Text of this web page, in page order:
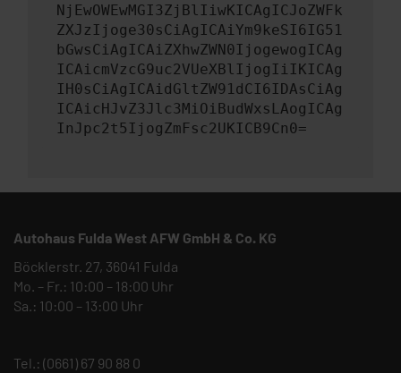
NjEwOWEwMGI3ZjBlIiwKICAgICJoZWFk
ZXJzIjoge30sCiAgICAiYm9keSI6IG51
bGwsCiAgICAiZXhwZWN0IjogewogICAg
ICAicmVzcG9uc2VUeXBlIjogIiIKICAg
IH0sCiAgICAidGltZW91dCI6IDAsCiAg
ICAicHJvZ3Jlc3MiOiBudWxsLAogICAg
InJpc2t5IjogZmFsc2UKICB9Cn0=
Autohaus Fulda West AFW GmbH & Co. KG
Böcklerstr. 27, 36041 Fulda
Mo. – Fr.: 10:00 – 18:00 Uhr
Sa.: 10:00 – 13:00 Uhr
Tel.: (0661) 67 90 88 0